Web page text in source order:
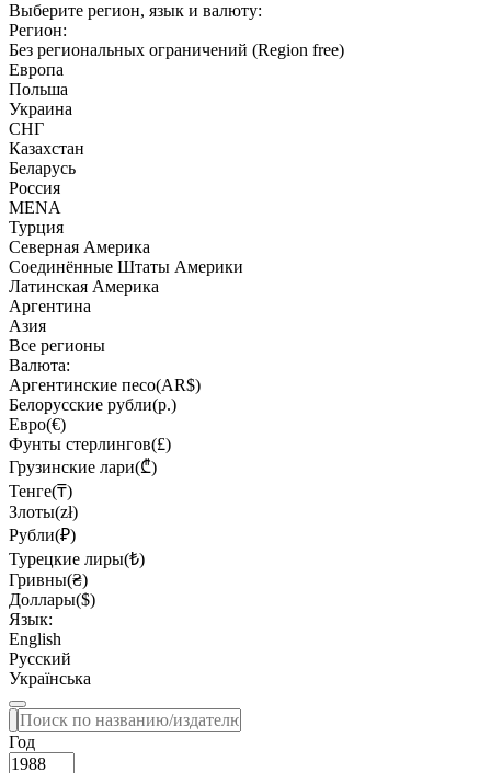
Выберите регион, язык и валюту:
Регион:
Без региональных ограничений (Region free)
Европа
Польша
Украина
СНГ
Казахстан
Беларусь
Россия
MENA
Турция
Северная Америка
Соединённые Штаты Америки
Латинская Америка
Аргентина
Азия
Все регионы
Валюта:
Аргентинские песо(AR$)
Белорусские рубли(р.)
Евро(€)
Фунты стерлингов(£)
Грузинские лари(₾)
Тенге(₸)
Злоты(zł)
Рубли(₽)
Турецкие лиры(₺)
Гривны(₴)
Доллары($)
Язык:
English
Русский
Українська
Год